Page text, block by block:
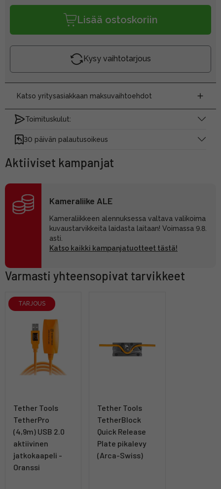
Lisää ostoskoriin
Kysy vaihtotarjous
Katso yritysasiakkaan maksuvaihtoehdot
Toimituskulut:
30 päivän palautusoikeus
Aktiiviset kampanjat
Kameraliike ALE
Kameraliikkeen alennuksessa valtava valikoima
kuvaustarvikkeita laidasta laitaan! Voimassa 9.8.
asti.
Katso kaikki kampanjatuotteet tästä!
Varmasti yhteensopivat tarvikkeet
TARJOUS
Tether Tools
TetherPro
(4,9m) USB 2.0
aktiivinen
jatkokaapeli -
Oranssi
Tether Tools
TetherBlock
Quick Release
Plate pikalevy
(Arca-Swiss)